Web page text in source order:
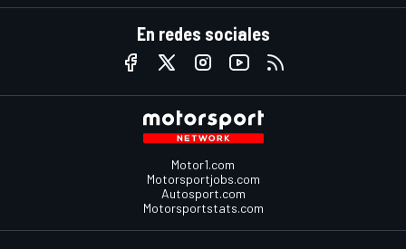
En redes sociales
Motor1.com
Motorsportjobs.com
Autosport.com
Motorsportstats.com